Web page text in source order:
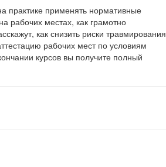
практике применять нормативные
рабочих местах, как грамотно
как снизить риски травмирования
рабочих мест по условиям
курсов вы получите полный